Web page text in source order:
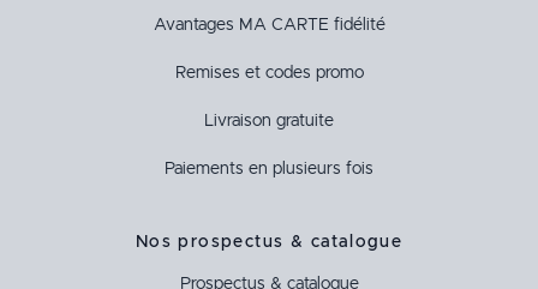
Avantages MA CARTE fidélité
Remises et codes promo
Livraison gratuite
Paiements en plusieurs fois
Nos prospectus & catalogue
Prospectus & catalogue